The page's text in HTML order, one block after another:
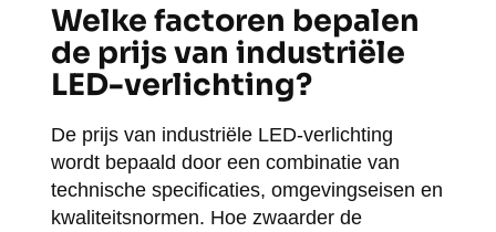
Welke factoren bepalen
de prijs van industriële
LED-verlichting?
De prijs van industriële LED-verlichting
wordt bepaald door een combinatie van
technische specificaties, omgevingseisen en
kwaliteitsnormen. Hoe zwaarder de